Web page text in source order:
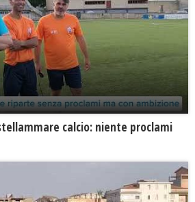
calcio: niente proclami